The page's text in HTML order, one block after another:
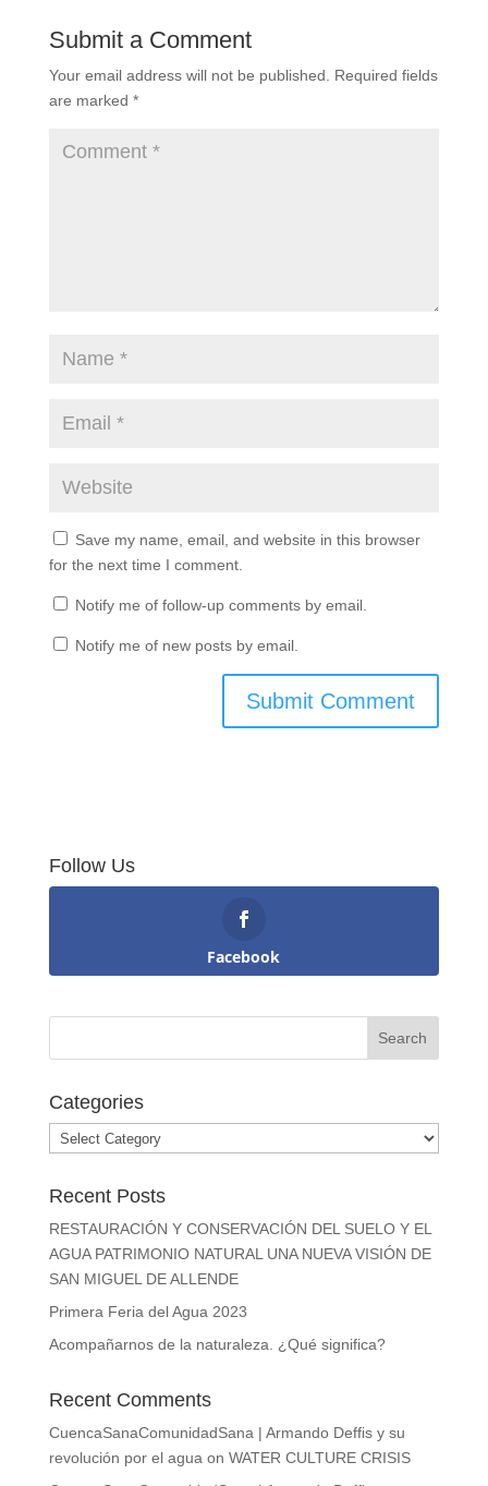
Submit a Comment
Your email address will not be published. Required fields
are marked *
Save my name, email, and website in this browser
for the next time I comment.
Notify me of follow-up comments by email.
Notify me of new posts by email.
Follow Us
Facebook
Categories
Categories
Recent Posts
RESTAURACIÓN Y CONSERVACIÓN DEL SUELO Y EL
AGUA PATRIMONIO NATURAL UNA NUEVA VISIÓN DE
SAN MIGUEL DE ALLENDE
Primera Feria del Agua 2023
Acompañarnos de la naturaleza. ¿Qué significa?
Recent Comments
CuencaSanaComunidadSana | Armando Deffis y su
revolución por el aguaon WATER CULTURE CRISIS